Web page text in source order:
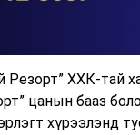
Резорт” ХХК-тай
цанын бааз
хүрээлэнд